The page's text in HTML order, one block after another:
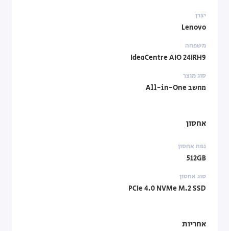
יצרן
Lenovo
משפחה
IdeaCentre AIO 24IRH9
סוג מוצר
מחשב All-in-One
אחסון
נפח אחסון
512GB
סוג אחסון
PCIe 4.0 NVMe M.2 SSD
אחריות